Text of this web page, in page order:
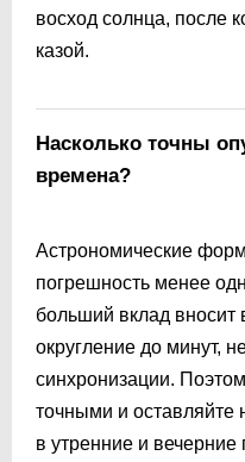
восход солнца, после
казой.
Насколько точны
времена?
Астрономические
погрешность менее
больший вклад вносит
округление до минут,
синхронизации.
точными и оставляйте
в утренние и